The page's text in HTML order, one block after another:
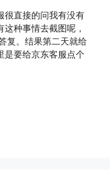
很直接的问我有没有
种事情去截图呢，
复。结果第二天就给
是要给京东客服点个